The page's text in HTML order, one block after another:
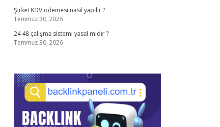
Şirket KDV ödemesi nasıl yapılır ?
Temmuz 30, 2026
24 48 çalışma sistemi yasal mıdır ?
Temmuz 30, 2026